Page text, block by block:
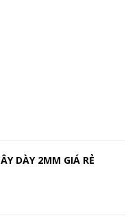
DÀY 2MM GIÁ RẺ